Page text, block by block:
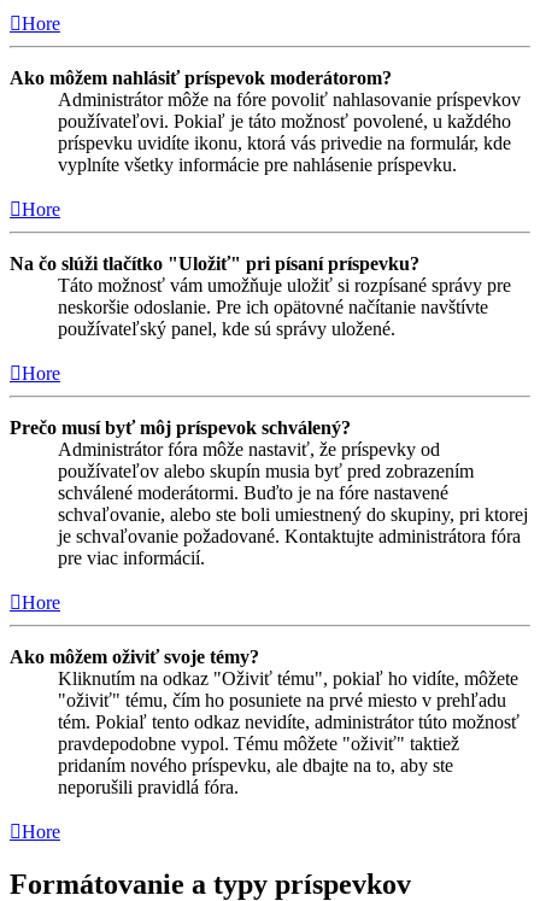
Hore
Ako môžem nahlásiť príspevok moderátorom?
Administrátor môže na fóre povoliť nahlasovanie príspevkov
používateľovi. Pokiaľ je táto možnosť povolené, u každého
príspevku uvidíte ikonu, ktorá vás privedie na formulár, kde
vyplníte všetky informácie pre nahlásenie príspevku.
Hore
Na čo slúži tlačítko "Uložiť" pri písaní príspevku?
Táto možnosť vám umožňuje uložiť si rozpísané správy pre
neskoršie odoslanie. Pre ich opätovné načítanie navštívte
používateľský panel, kde sú správy uložené.
Hore
Prečo musí byť môj príspevok schválený?
Administrátor fóra môže nastaviť, že príspevky od
používateľov alebo skupín musia byť pred zobrazením
schválené moderátormi. Buďto je na fóre nastavené
schvaľovanie, alebo ste boli umiestnený do skupiny, pri ktorej
je schvaľovanie požadované. Kontaktujte administrátora fóra
pre viac informácií.
Hore
Ako môžem oživiť svoje témy?
Kliknutím na odkaz "Oživiť tému", pokiaľ ho vidíte, môžete
"oživiť" tému, čím ho posuniete na prvé miesto v prehľadu
tém. Pokiaľ tento odkaz nevidíte, administrátor túto možnosť
pravdepodobne vypol. Tému môžete "oživiť" taktiež
pridaním nového príspevku, ale dbajte na to, aby ste
neporušili pravidlá fóra.
Hore
Formátovanie a typy príspevkov